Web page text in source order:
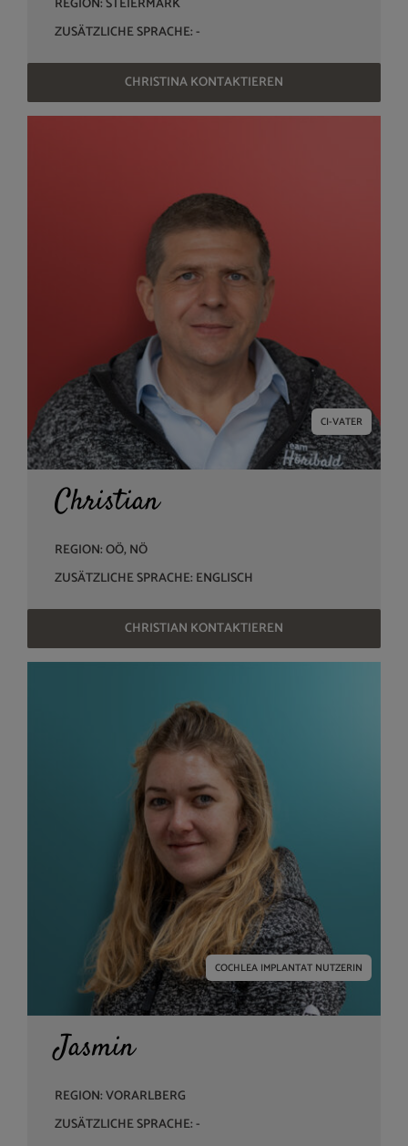
REGION: STEIERMARK
ZUSÄTZLICHE SPRACHE: -
CHRISTINA KONTAKTIEREN
CI-VATER
Christian
REGION: OÖ, NÖ
ZUSÄTZLICHE SPRACHE: ENGLISCH
CHRISTIAN KONTAKTIEREN
COCHLEA IMPLANTAT NUTZERIN
Jasmin
REGION: VORARLBERG
ZUSÄTZLICHE SPRACHE: -